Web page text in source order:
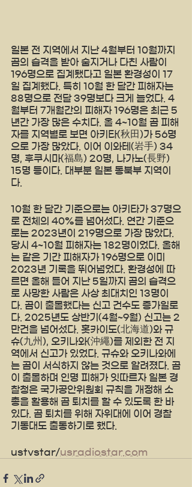
일본 전 지역에서 지난 4월부터 10월까지
곰의 습격을 받아 숨지거나 다친 사람이
196명으로 집계됐다고 일본 환경성이 17
일 집계했다. 특히 10월 한 달간 피해자는
88명으로 전달 39명보다 크게 늘었다. 4
월부터 7개월간의 피해자 196명은 최근 5
년간 가장 많은 수치다. 올 4~10월 곰 피해
자를 지역별로 보면 아키타(秋田)가 56명
으로 가장 많았다. 이어 이와테(岩手) 34
명, 후쿠시마(福島) 20명, 나가노(長野)
15명 등이다. 대부분 일본 동북부 지역이
다.
10월 한 달간 기준으로는 아키타가 37명으
로 전체의 40%를 넘어섰다. 연간 기준으
로는 2023년이 219명으로 가장 많았다.
당시 4~10월 피해자는 182명이었다. 올해
는 같은 기간 피해자가 196명으로 이미
2023년 기록을 뛰어넘었다. 환경성에 따
르면 올해 들어 지난 5일까지 곰의 습격으
로 사망한 사람은 사상 최대치인 13명이
다. 곰이 출몰했다는 신고 건수도 증가일로
다. 2025년도 상반기(4월~9월) 신고는 2
만건을 넘어섰다. 홋카이도(北海道)와 규
슈(九州), 오키나와(沖繩)를 제외한 전 지
역에서 신고가 있었다. 규슈와 오키나와에
는 곰이 서식하지 않는 것으로 알려졌다. 곰
이 출몰하며 인명 피해가 잇따르자 일본 경
찰청은 국가공안위원회 규칙을 개정해 소
총을 활용해 곰 퇴치를 할 수 있도록 한 바
있다. 곰 퇴치를 위해 자위대에 이어 경찰
기동대도 출동하기로 했다.
ustvstar/usradiostar.com